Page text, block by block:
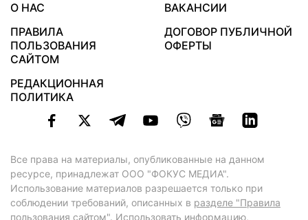
О НАС
ВАКАНСИИ
ПРАВИЛА
ПОЛЬЗОВАНИЯ
САЙТОМ
ДОГОВОР ПУБЛИЧНОЙ
ОФЕРТЫ
РЕДАКЦИОННАЯ
ПОЛИТИКА
Все права на материалы, опубликованные на данном
ресурсе, принадлежат ООО "ФОКУС МЕДИА".
Использование материалов разрешается только при
соблюдении требований, описанных в разделе "Правила
пользования сайтом". Использовать информацию,